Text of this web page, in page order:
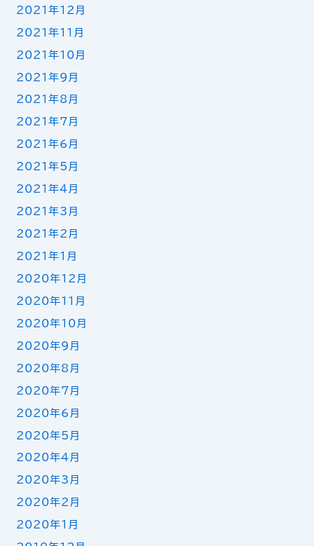
2021年12月
2021年11月
2021年10月
2021年9月
2021年8月
2021年7月
2021年6月
2021年5月
2021年4月
2021年3月
2021年2月
2021年1月
2020年12月
2020年11月
2020年10月
2020年9月
2020年8月
2020年7月
2020年6月
2020年5月
2020年4月
2020年3月
2020年2月
2020年1月